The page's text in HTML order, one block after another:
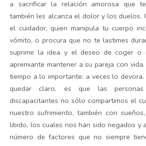
a sacrificar la relación amorosa que
también les alcanza el dolor y los duelos.
el cuidador, quien manipula tu cuerpo
vómito, o procura que no te lastimes
suprime la idea y el deseo de coger o
apremiante mantener a su pareja con
tiempo a lo importante: a veces lo
quedar claro, es que las personas
discapacitantes no sólo compartimos el
nuestro sufrimiento, también con
libido, los cuales nos han sido negados y
número de factores que no siempre